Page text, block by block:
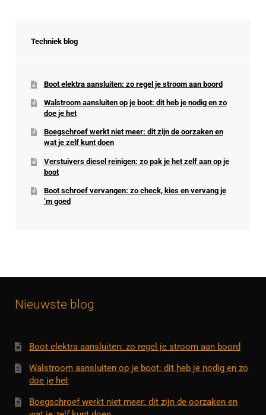
Techniek blog
Boot elektra aansluiten: zo regel je stroom aan boord
Walstroom aansluiten op je boot: dit heb je nodig en zo
doe je het
Boegschroef werkt niet meer: dit zijn de oorzaken en
wat je zelf kunt doen
Verstuivers diesel reinigen: zo pak je het zelf aan op je
boot
Boot schroef vervangen: zo check, kies en vervang je
’m goed
Nieuwste blog
Boot elektra aansluiten: zo regel je stroom aan boord
Walstroom aansluiten op je boot: dit heb je nodig en zo
doe je het
Boegschroef werkt niet meer: dit zijn de oorzaken en